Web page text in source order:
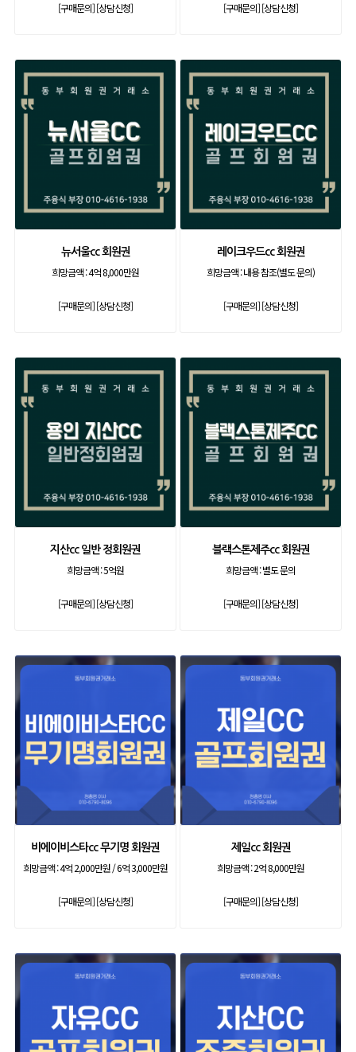
[구매문의][상담신청] [구매문의][상담신청]
뉴서울cc 회원권
희망금액 :4억 8,000만원
[구매문의][상담신청]
레이크우드cc 회원권
희망금액 :내용 참조(별도 문의)
[구매문의][상담신청]
지산cc 일반 정회원권
희망금액 :5억원
[구매문의][상담신청]
블랙스톤제주cc 회원권
희망금액 :별도 문의
[구매문의][상담신청]
비에이비스타cc 무기명 회원권
희망금액 :4억 2,000만원 / 6억 3,000만원
[구매문의][상담신청]
제일cc 회원권
희망금액 :2억 8,000만원
[구매문의][상담신청]